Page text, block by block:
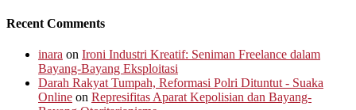
Recent Comments
inara on Ironi Industri Kreatif: Seniman Freelance dalam
Bayang-Bayang Eksploitasi
Darah Rakyat Tumpah, Reformasi Polri Dituntut - Suaka
Online on Represifitas Aparat Kepolisian dan Bayang-